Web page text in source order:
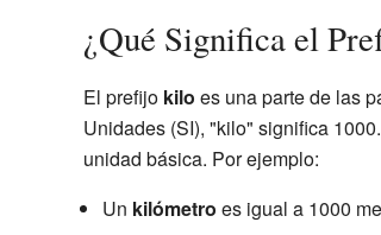
¿Qué Significa el
El prefijo kilo es una parte de las
Unidades (SI), "kilo" significa
unidad básica. Por ejemplo:
Un kilómetro es igual a 1000